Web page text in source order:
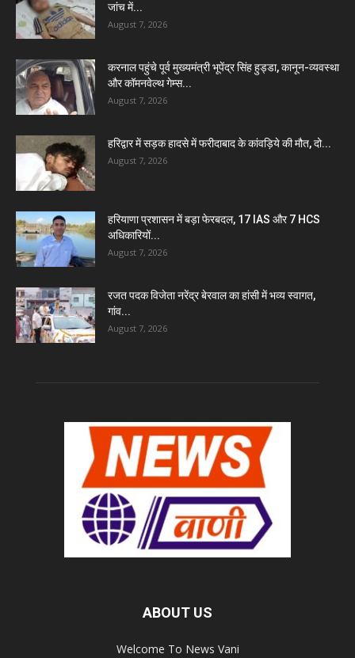
जांच में...
August 7, 2026
करनाल पहुंचे पूर्व मुख्यमंत्री भूपेंद्र सिंह हुड्डा, कानून-व्यवस्था
और कॉमनवेल्थ गेम्स...
August 7, 2026
हरिद्वार में सड़क हादसे में फरीदाबाद के कांवड़िये की मौत, दो...
August 7, 2026
हरियाणा प्रशासन में बड़ा फेरबदल, 17 IAS और 7 HCS
अधिकारियों...
August 7, 2026
रजत पदक विजेता नरेंद्र बेरवाल का हांसी में भव्य स्वागत,
गांव...
August 7, 2026
ABOUT US
Welcome To News Vani